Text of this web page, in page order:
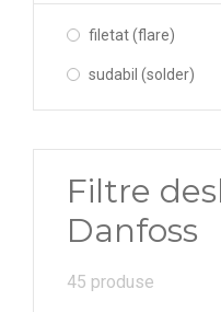
filetat (flare)
sudabil (solder)
Filtre
Danfoss
45 produse